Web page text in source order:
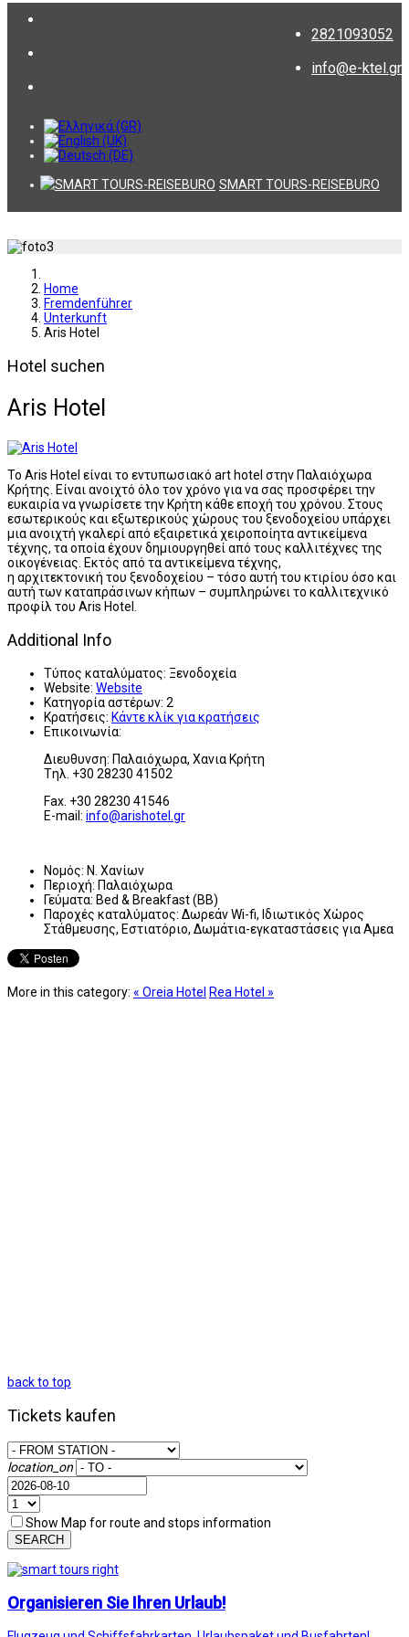
2821093052
info@e-ktel.gr
SMART TOURS-REISEBURO
Home
Fremdenführer
Unterkunft
Aris Hotel
Hotel suchen
Aris Hotel
Το Aris Hotel είναι το εντυπωσιακό art hotel στην Παλαιόχωρα
Κρήτης. Είναι ανοιχτό όλο τον χρόνο για να σας προσφέρει την
ευκαιρία να γνωρίσετε την Κρήτη κάθε εποχή του χρόνου. Στους
εσωτερικούς και εξωτερικούς χώρους του ξενοδοχείου υπάρχει
μια ανοιχτή γκαλερί από εξαιρετικά χειροποίητα αντικείμενα
τέχνης, τα οποία έχουν δημιουργηθεί από τους καλλιτέχνες της
οικογένειας. Εκτός από τα αντικείμενα τέχνης,
η αρχιτεκτονική του ξενοδοχείου – τόσο αυτή του κτιρίου όσο και
αυτή των καταπράσινων κήπων – συμπληρώνει το καλλιτεχνικό
προφίλ του Aris Hotel.
Additional Info
Τύπος καταλύματος: Ξενοδοχεία
Website: Website
Κατηγορία αστέρων: 2
Κρατήσεις: Κάντε κλίκ για κρατήσεις
Επικοινωνία:
Διευθυνση: Παλαιόχωρα, Χανια Κρήτη
Tηλ. +30 28230 41502
Fax. +30 28230 41546
Ε-mail: info@arishotel.gr
Νομός: Ν. Χανίων
Περιοχή: Παλαιόχωρα
Γεύματα: Bed & Breakfast (BB)
Παροχές καταλύματος: Δωρεάν Wi-fi, Ιδιωτικός Χώρος
Στάθμευσης, Εστιατόριο, Δωμάτια-εγκαταστάσεις για Αμεα
More in this category: « Oreia Hotel Rea Hotel »
back to top
Tickets kaufen
location_on
Show Map for route and stops information
SEARCH
Organisieren Sie Ihren Urlaub!